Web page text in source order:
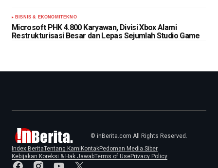
BISNIS & EKONOMI TEKNO
Microsoft PHK 4.800 Karyawan, Divisi Xbox Alami
Restrukturisasi Besar dan Lepas Sejumlah Studio Game
© inBerita.com All Rights Reserved.
Index BeritaTentang Kami KontakPedoman Media Siber
Kebijakan Koreksi & Hak JawabTerms of UsePrivacy Policy